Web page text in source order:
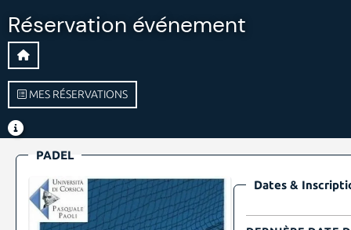
Réservation événement
MES RÉSERVATIONS
PADEL
Dates &